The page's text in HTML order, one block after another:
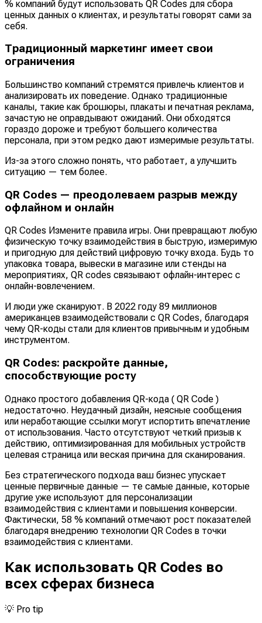
% компаний будут использовать QR Codes для сбора
ценных данных о клиентах, и результаты говорят сами за
себя.
Традиционный маркетинг имеет свои
ограничения
Большинство компаний стремятся привлечь клиентов и
анализировать их поведение. Однако традиционные
каналы, такие как брошюры, плакаты и печатная реклама,
зачастую не оправдывают ожиданий. Они обходятся
гораздо дороже и требуют большего количества
персонала, при этом редко дают измеримые результаты.
Из-за этого сложно понять, что работает, а улучшить
ситуацию — тем более.
QR Codes — преодолеваем разрыв между
офлайном и онлайн
QR Codes Измените правила игры. Они превращают любую
физическую точку взаимодействия в быструю, измеримую
и пригодную для действий цифровую точку входа. Будь то
упаковка товара, вывески в магазине или стенды на
мероприятиях, QR codes связывают офлайн-интерес с
онлайн-вовлечением.
И люди уже сканируют. В 2022 году 89 миллионов
американцев взаимодействовали с QR Codes, благодаря
чему QR-коды стали для клиентов привычным и удобным
инструментом.
QR Codes: раскройте данные,
способствующие росту
Однако простого добавления QR-кода ( QR Code )
недостаточно. Неудачный дизайн, неясные сообщения
или неработающие ссылки могут испортить впечатление
от использования. Часто отсутствуют четкий призыв к
действию, оптимизированная для мобильных устройств
целевая страница или веская причина для сканирования.
Без стратегического подхода ваш бизнес упускает
ценные первичные данные — те самые данные, которые
другие уже используют для персонализации
взаимодействия с клиентами и повышения конверсии.
Фактически, 58 % компаний отмечают рост показателей
благодаря внедрению технологии QR Codes в точки
взаимодействия с клиентами.
Как использовать QR Codes во
всех сферах бизнеса
💡 Pro tip